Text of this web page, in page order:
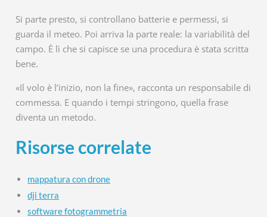
Si parte presto, si controllano batterie e permessi, si
guarda il meteo. Poi arriva la parte reale: la variabilità del
campo. È lì che si capisce se una procedura è stata scritta
bene.
«Il volo è l’inizio, non la fine», racconta un responsabile di
commessa. E quando i tempi stringono, quella frase
diventa un metodo.
Risorse correlate
mappatura con drone
dji terra
software fotogrammetria